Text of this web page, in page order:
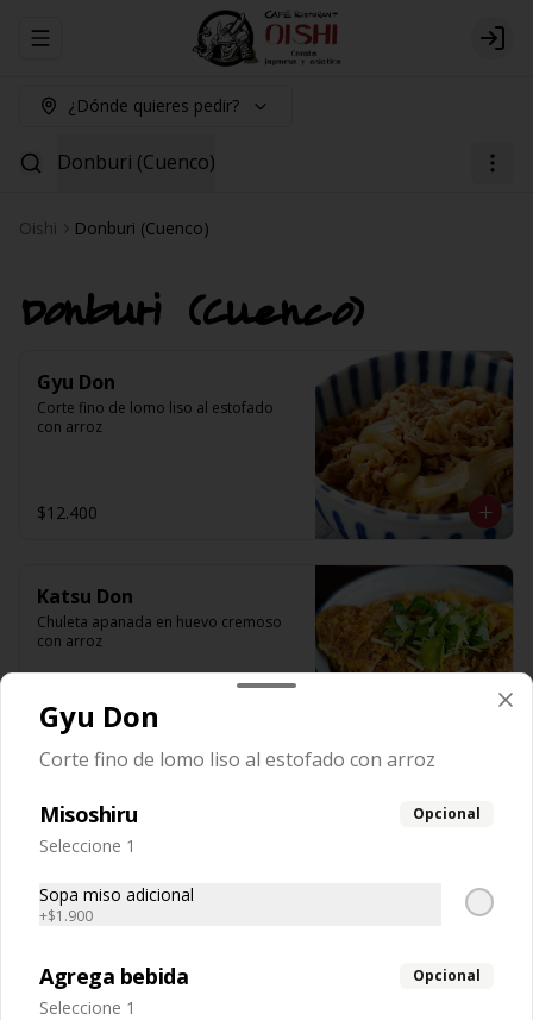
Abrir menu de navegación Login
¿Dónde quieres pedir?
Donburi (Cuenco)
Oishi Donburi (Cuenco)
Donburi (Cuenco)
Gyu Don
Corte fino de lomo liso al estofado
con arroz
$12.400
Katsu Don
Chuleta apanada en huevo cremoso
con arroz
$12.400
Oyako Don
Trutro de pollo deshuesada asado en
huevo cremoso con arroz
Gyu Don
Corte fino de lomo liso al estofado con arroz
Misoshiru Opcional
Seleccione 1
Sopa miso adicional
+$1.900
Agrega bebida Opcional
Seleccione 1